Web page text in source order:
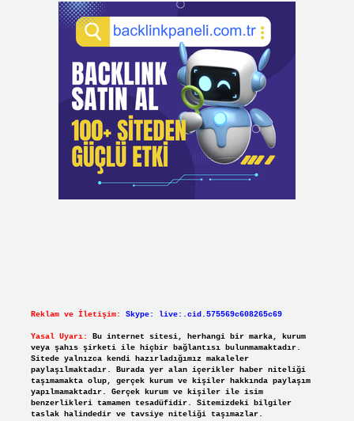
Reklam ve İletişim: Skype: live:.cid.575569c608265c69
Yasal Uyarı:
Bu internet sitesi, herhangi bir marka, kurum
veya şahıs şirketi ile hiçbir bağlantısı bulunmamaktadır.
Sitede yalnızca kendi hazırladığımız makaleler
paylaşılmaktadır. Burada yer alan içerikler haber niteliği
taşımamakta olup, gerçek kurum ve kişiler hakkında paylaşım
yapılmamaktadır. Gerçek kurum ve kişiler ile isim
benzerlikleri tamamen tesadüfidir. Sitemizdeki bilgiler
taslak halindedir ve tavsiye niteliği taşımazlar.